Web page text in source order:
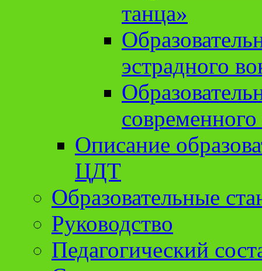
танца»
эстрадного
Описание
ЦДТ
Образовательные
Руководство
Педагогический